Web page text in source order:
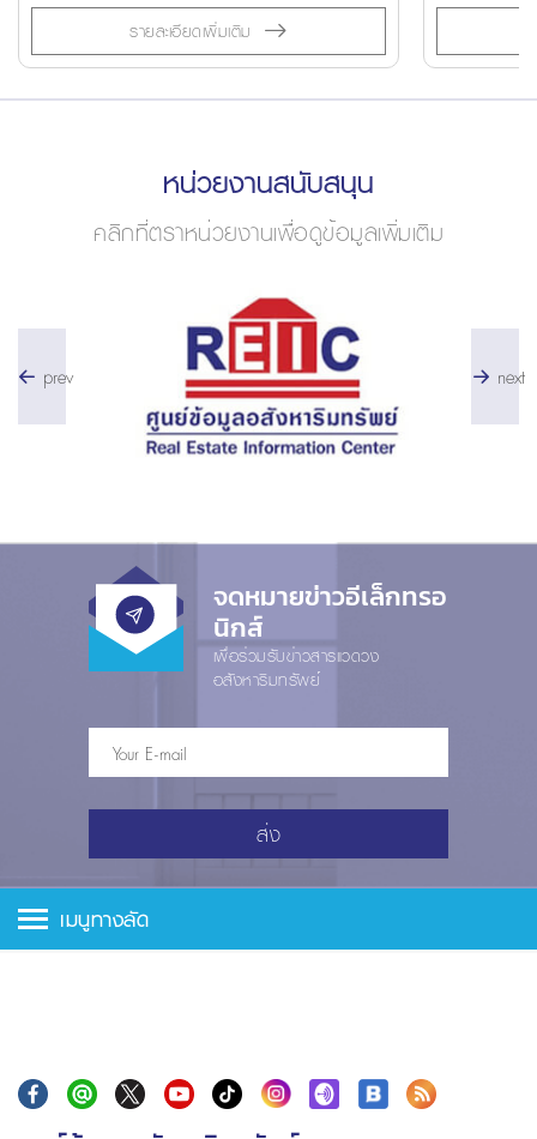
รายละเอียดเพิ่มเติม
หน่วยงานสนับสนุน
คลิกที่ตราหน่วยงานเพื่อดูข้อมูลเพิ่มเติม
prev next
จดหมายข่าวอีเล็กทรอ
นิกส์
เพื่อร่วมรับข่าวสารแวดวง
อสังหาริมทรัพย์
ส่ง
เมนูทางลัด